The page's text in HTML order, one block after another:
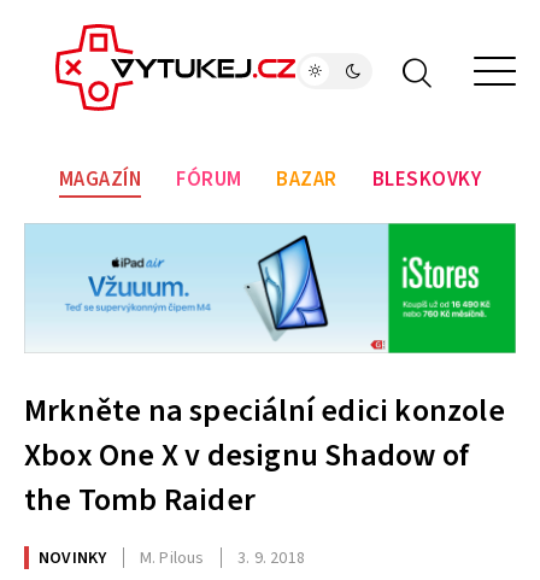
MAGAZÍN FÓRUM BAZAR BLESKOVKY
Mrkněte na speciální edici konzole
Xbox One X v designu Shadow of
the Tomb Raider
NOVINKY M. Pilous 3. 9. 2018